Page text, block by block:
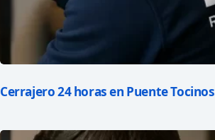
Cerrajero 24 horas en Puente Tocinos